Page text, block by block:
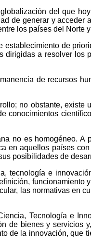
del que
de generar y acceder
los países del Norte
de
a resolver los
de recursos
no obstante, existe
conocimientos
no es homogéneo. A
en aquellos países
posibilidades de
tecnología e
funcionamiento
las normativas en
Tecnología e
de bienes y servicios
de la innovación, que